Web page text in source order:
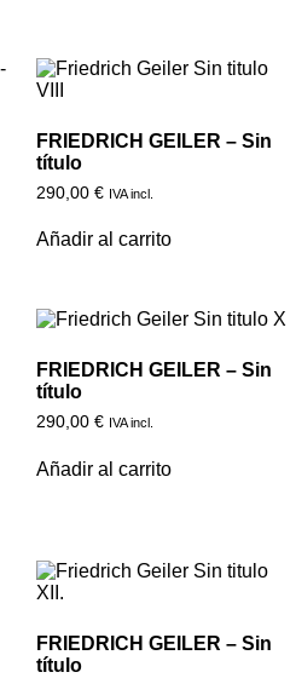
FRIEDRICH GEILER – Sin
título
290,00 € IVA incl.
Añadir al carrito
FRIEDRICH GEILER – Sin
título
290,00 € IVA incl.
Añadir al carrito
FRIEDRICH GEILER – Sin
título